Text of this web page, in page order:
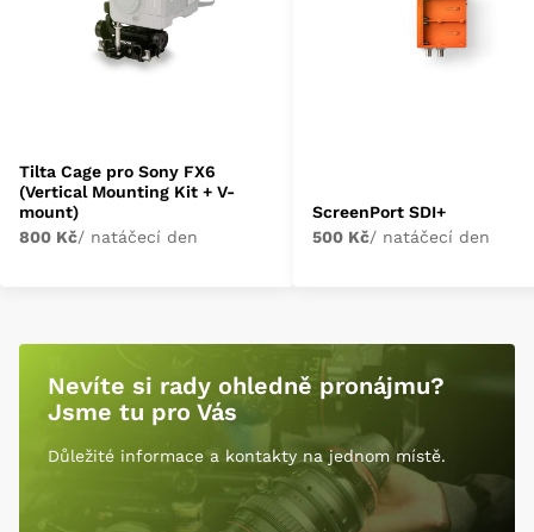
Tilta Cage pro Sony FX6
(Vertical Mounting Kit + V-
mount)
800 Kč/ natáčecí den
ScreenPort SDI+
500 Kč/ natáčecí den
Nevíte si rady ohledně pronájmu?
Jsme tu pro Vás
Důležité informace a kontakty na jednom místě.